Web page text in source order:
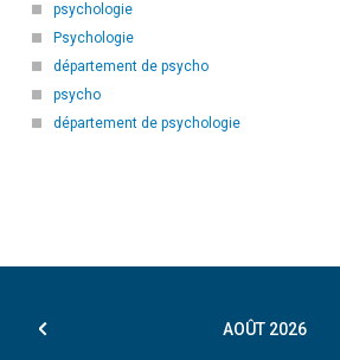
psychologie
Psychologie
département de psycho
psycho
département de psychologie
AOÛT 2026